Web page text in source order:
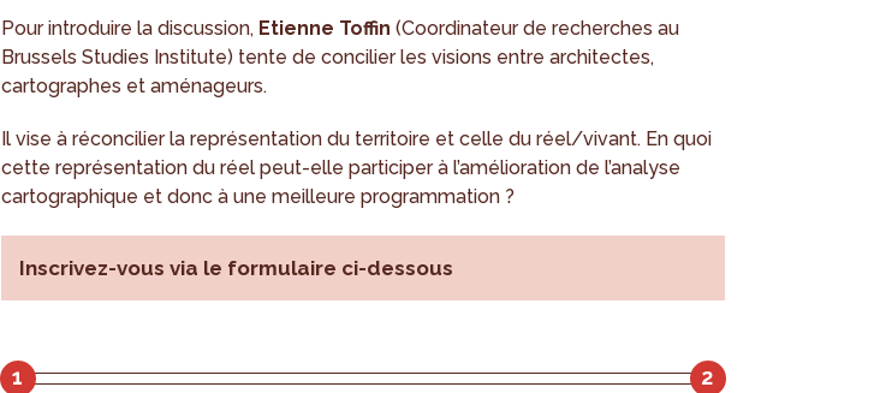
Pour introduire la discussion, Etienne Toffin (Coordinateur de recherches au
Brussels Studies Institute) tente de concilier les visions entre architectes,
cartographes et aménageurs.
Il vise à réconcilier la représentation du territoire et celle du réel/vivant. En quoi
cette représentation du réel peut-elle participer à l’amélioration de l’analyse
cartographique et donc à une meilleure programmation ?
Inscrivez-vous via le formulaire ci-dessous
1 2